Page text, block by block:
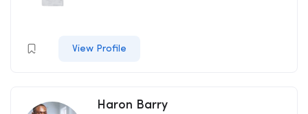
View Profile
Haron Barry